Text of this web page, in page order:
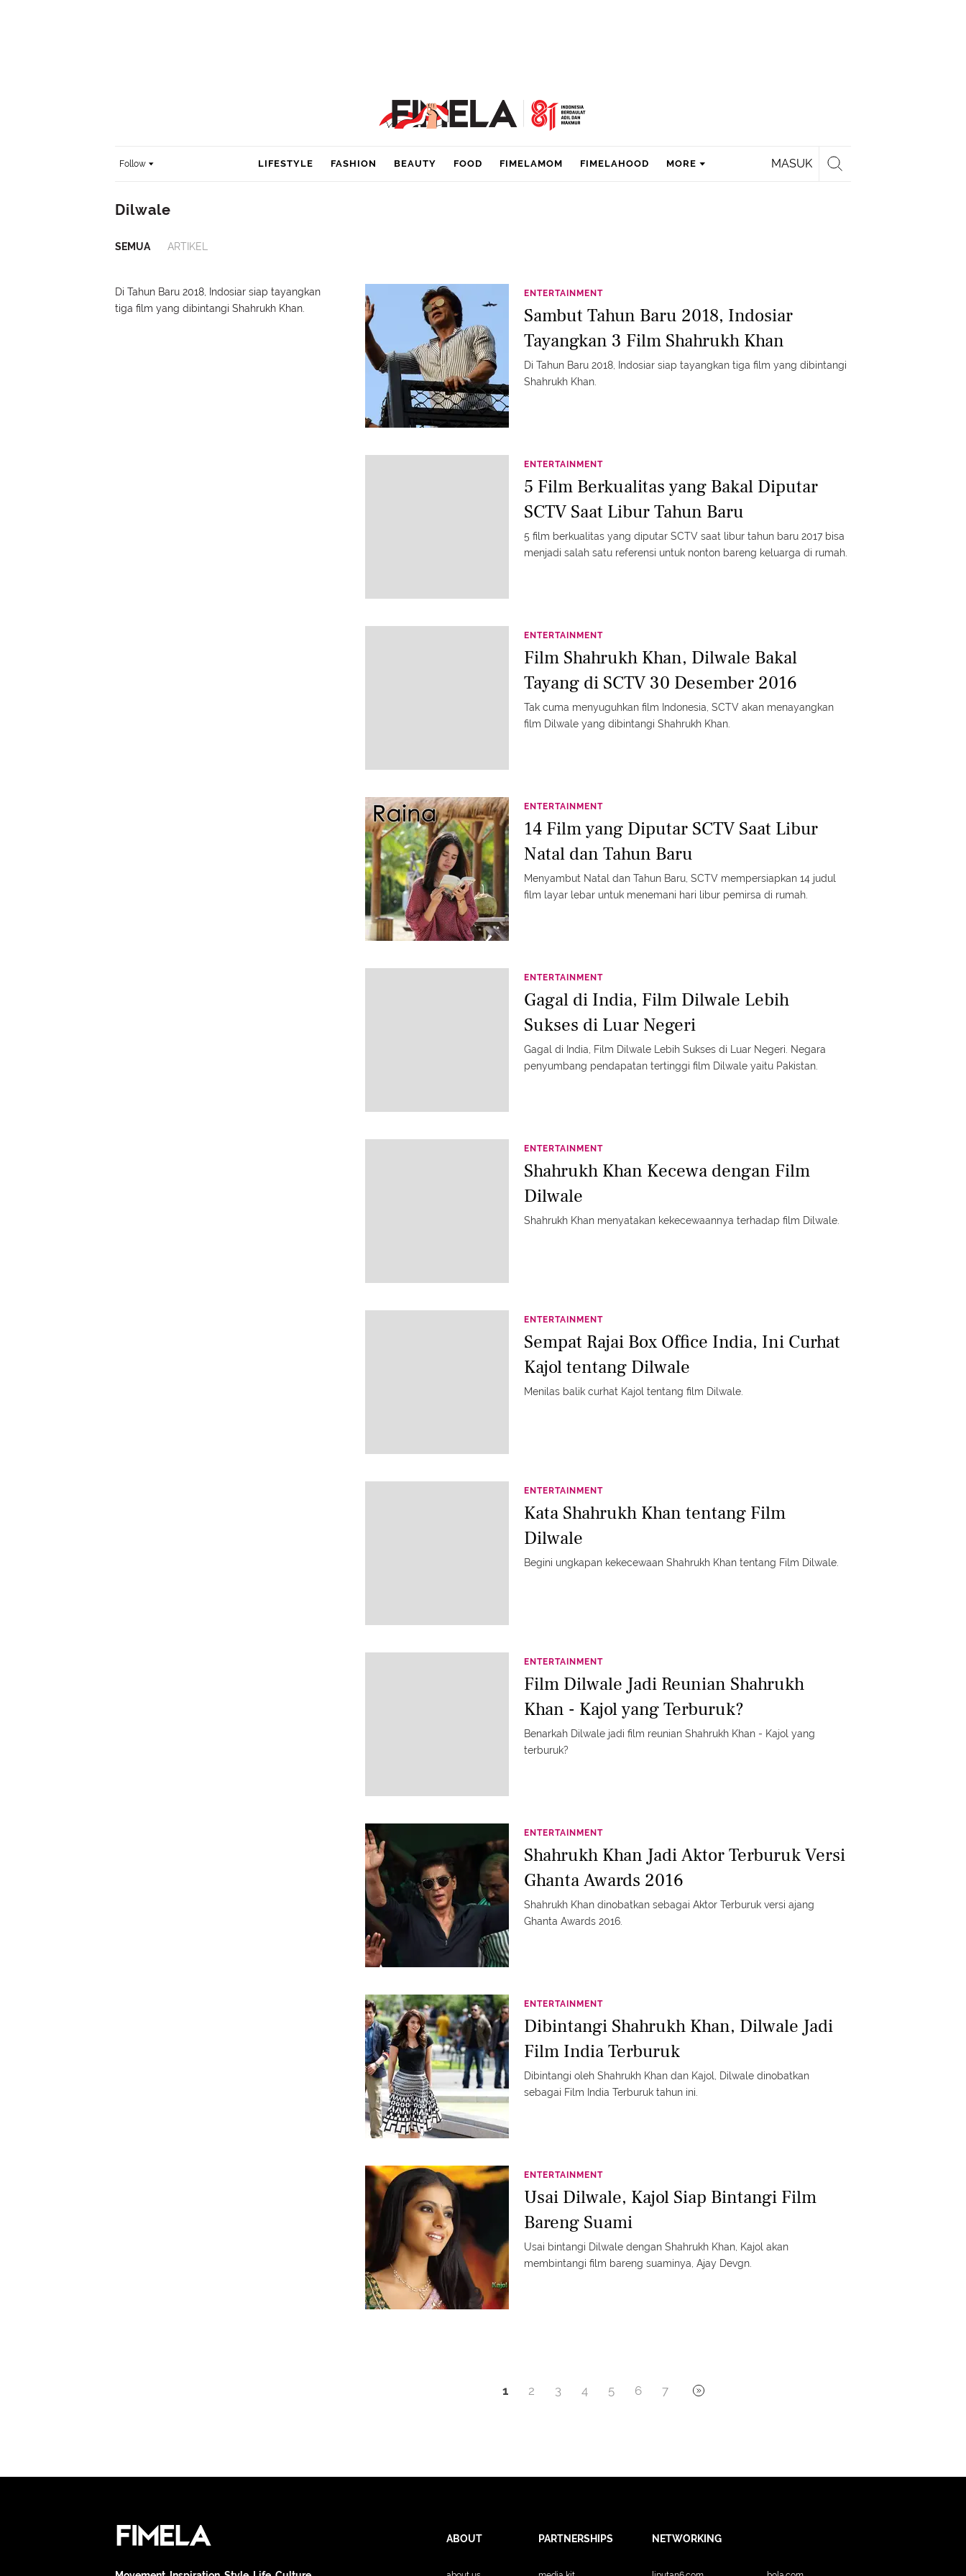
Follow MASUK
LIFESTYLE FASHION BEAUTY FOOD FIMELAMOM FIMELAHOOD MORE
Dilwale
SEMUA ARTIKEL
Di Tahun Baru 2018, Indosiar siap tayangkan
tiga film yang dibintangi Shahrukh Khan.
ENTERTAINMENT
Sambut Tahun Baru 2018, Indosiar
Tayangkan 3 Film Shahrukh Khan
Di Tahun Baru 2018, Indosiar siap tayangkan tiga film yang dibintangi
Shahrukh Khan.
ENTERTAINMENT
5 Film Berkualitas yang Bakal Diputar
SCTV Saat Libur Tahun Baru
5 film berkualitas yang diputar SCTV saat libur tahun baru 2017 bisa
menjadi salah satu referensi untuk nonton bareng keluarga di rumah.
ENTERTAINMENT
Film Shahrukh Khan, Dilwale Bakal
Tayang di SCTV 30 Desember 2016
Tak cuma menyuguhkan film Indonesia, SCTV akan menayangkan
film Dilwale yang dibintangi Shahrukh Khan.
ENTERTAINMENT
14 Film yang Diputar SCTV Saat Libur
Natal dan Tahun Baru
Menyambut Natal dan Tahun Baru, SCTV mempersiapkan 14 judul
film layar lebar untuk menemani hari libur pemirsa di rumah.
ENTERTAINMENT
Gagal di India, Film Dilwale Lebih
Sukses di Luar Negeri
Gagal di India, Film Dilwale Lebih Sukses di Luar Negeri. Negara
penyumbang pendapatan tertinggi film Dilwale yaitu Pakistan.
ENTERTAINMENT
Shahrukh Khan Kecewa dengan Film
Dilwale
Shahrukh Khan menyatakan kekecewaannya terhadap film Dilwale.
ENTERTAINMENT
Sempat Rajai Box Office India, Ini Curhat
Kajol tentang Dilwale
Menilas balik curhat Kajol tentang film Dilwale.
ENTERTAINMENT
Kata Shahrukh Khan tentang Film
Dilwale
Begini ungkapan kekecewaan Shahrukh Khan tentang Film Dilwale.
ENTERTAINMENT
Film Dilwale Jadi Reunian Shahrukh
Khan - Kajol yang Terburuk?
Benarkah Dilwale jadi film reunian Shahrukh Khan - Kajol yang
terburuk?
ENTERTAINMENT
Shahrukh Khan Jadi Aktor Terburuk Versi
Ghanta Awards 2016
Shahrukh Khan dinobatkan sebagai Aktor Terburuk versi ajang
Ghanta Awards 2016.
ENTERTAINMENT
Dibintangi Shahrukh Khan, Dilwale Jadi
Film India Terburuk
Dibintangi oleh Shahrukh Khan dan Kajol, Dilwale dinobatkan
sebagai Film India Terburuk tahun ini.
ENTERTAINMENT
Usai Dilwale, Kajol Siap Bintangi Film
Bareng Suami
Usai bintangi Dilwale dengan Shahrukh Khan, Kajol akan
membintangi film bareng suaminya, Ajay Devgn.
1 2 3 4 5 6 7
ABOUT PARTNERSHIPS NETWORKING